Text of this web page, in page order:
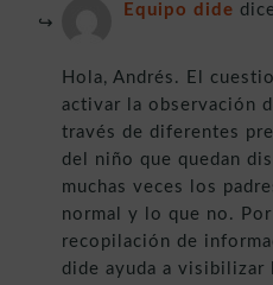
Equipo dide
Hola, Andrés. El
activar la observación
través de diferentes
del niño que quedan
muchas veces los
normal y lo que no.
recopilación de
dide ayuda a visibilizar